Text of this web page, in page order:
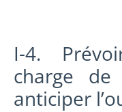
I-4.
charge
anticiper